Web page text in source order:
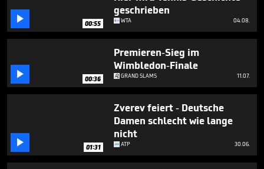
seconds
 00:55
geschrieben
WTA 04.08.
 00:36
Premieren-Sieg im
Wimbledon-Finale
GRAND SLAMS 11.07.
 01:31
Zverev feiert - Deutsche
Damen schlecht wie lange
nicht
ATP 30.06.